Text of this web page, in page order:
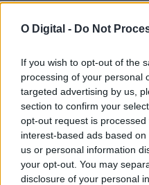
O Digital - Do Not
If you wish to opt-out of the
processing of your personal
targeted advertising by us,
section to confirm your
opt-out request is
interest-based ads based
us or personal information
your opt-out. You may
disclosure of your personal
Reguengos de Monsaraz:
Os bilhetes para o concerto de